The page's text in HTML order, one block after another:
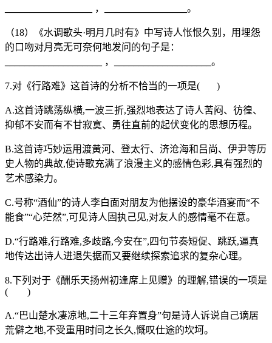
， 。
（18）《水调歌头·明月几时有》中写诗人怅恨久别，用埋怨
的口吻对月亮无可奈何地发问的句子是：
， 。
7.对《行路难》这首诗的分析不恰当的一项是( )
A.这首诗跳荡纵横,一波三折,强烈地表达了诗人苦闷、彷徨、
抑郁不安而有不甘寂寞、勇往直前的起伏变化的思想历程。
B.这首诗巧妙运用渡黄河、登太行、济沧海和吕尚、伊尹等历
史人物的典故,使诗歌充满了浪漫主义的感情色彩,具有强烈的
艺术感染力。
C.号称“酒仙”的诗人李白面对朋友为他摆设的豪华酒宴而“不
能食”“心茫然”,可见诗人固执己见,对友人的感情毫不在意。
D.“行路难,行路难,多歧路,今安在”,四句节奏短促、跳跃,逼真
地传达出诗人进退失据而又要继续探索追求的复杂心理。
8.下列对于《酬乐天扬州初逢席上见赠》的理解,错误的一项是
( )
A.“巴山楚水凄凉地,二十三年弃置身”句是诗人诉说自己谪居
荒僻之地,不受重用时间之长久,慨叹仕途的坎坷。